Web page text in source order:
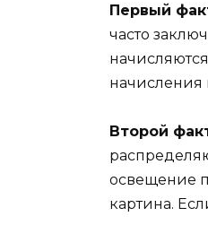
Первый
часто
начисления
Второй
освещение
картина.